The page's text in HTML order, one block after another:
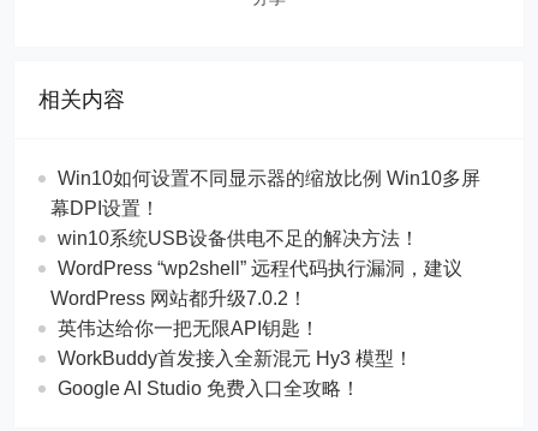
相关内容
Win10如何设置不同显示器的缩放比例 Win10多屏
幕DPI设置！
win10系统USB设备供电不足的解决方法！
WordPress “wp2shell” 远程代码执行漏洞，建议
WordPress 网站都升级7.0.2！
英伟达给你一把无限API钥匙！
WorkBuddy首发接入全新混元 Hy3 模型！
Google AI Studio 免费入口全攻略！